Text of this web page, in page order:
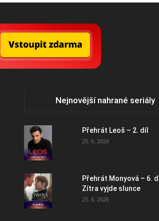
Nejnovější nahrané seriály
Přehrát Leoš – 2. díl
25. 6. 2026
Přehrát Monyová – 6.
Zítra vyjde slunce
25. 6. 2026